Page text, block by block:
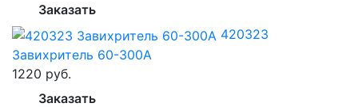
Заказать
420323
Завихритель 60-300А
1220 руб.
Заказать